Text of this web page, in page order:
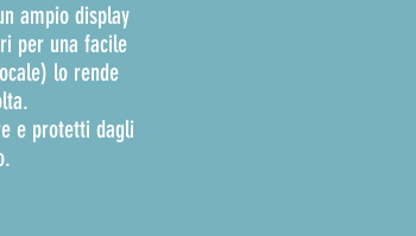
ampio display
per una facile
lo rende
e protetti dagli